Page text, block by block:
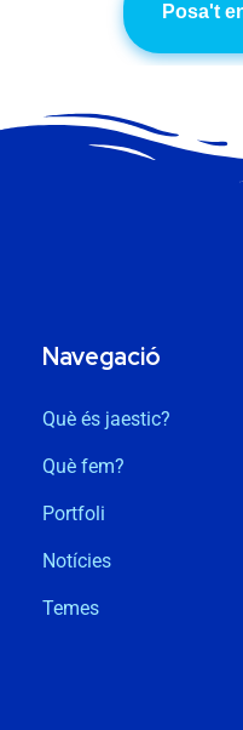
Posa't
Navegació
Què és jaestic?
Què fem?
Portfoli
Notícies
Temes